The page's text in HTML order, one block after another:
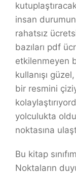
insan
rahatsız
bazıları pdf
etkilenmeyen
kullanışı
bir resmini
yolculukta
noktasına
Bu kitap
Noktaların